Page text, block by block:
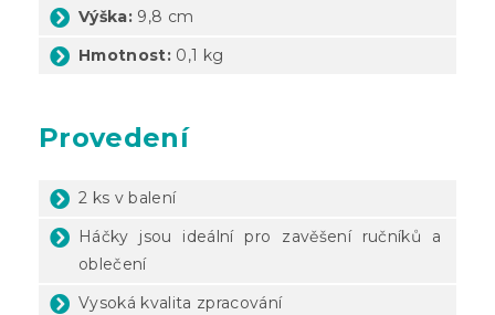
Výška: 9,8 cm
Hmotnost: 0,1 kg
Provedení
2 ks v balení
Háčky jsou ideální pro zavěšení ručníků a
oblečení
Vysoká kvalita zpracování